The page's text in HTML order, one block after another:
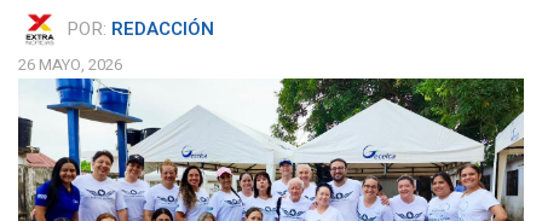
POR: REDACCIÓN
26 MAYO, 2026